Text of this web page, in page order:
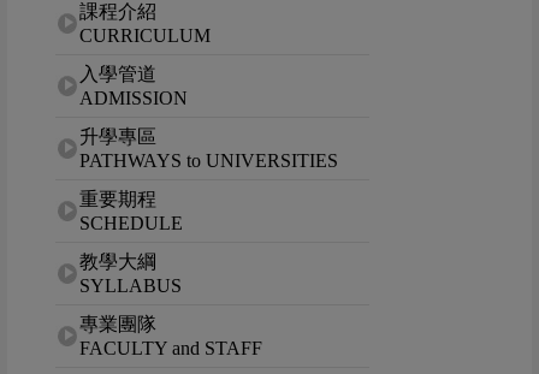
課程介紹
CURRICULUM
入學管道
ADMISSION
升學專區
PATHWAYS to UNIVERSITIES
重要期程
SCHEDULE
教學大綱
SYLLABUS
專業團隊
FACULTY and STAFF